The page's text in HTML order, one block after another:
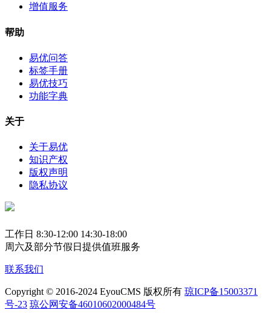
增值服务
帮助
易优问答
标签手册
易优技巧
功能字典
关于
关于易优
知识产权
版权声明
隐私协议
工作日 8:30-12:00 14:30-18:00
周六及部分节假日提供值班服务
联系我们
Copyright © 2016-2024 EyouCMS 版权所有 琼ICP备15003371
号-23 琼公网安备46010602000484号